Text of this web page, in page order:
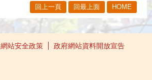
回上一頁 回最上面 HOME
網站安全政策
政府網站資料開放宣告